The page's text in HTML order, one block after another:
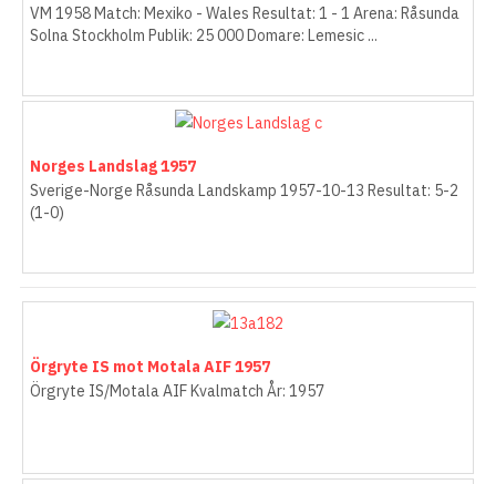
VM 1958 Match: Mexiko - Wales Resultat: 1 - 1 Arena: Råsunda
Solna Stockholm Publik: 25 000 Domare: Lemesic ...
Norges Landslag 1957
Sverige-Norge Råsunda Landskamp 1957-10-13 Resultat: 5-2
(1-0)
Örgryte IS mot Motala AIF 1957
Örgryte IS/Motala AIF Kvalmatch År: 1957